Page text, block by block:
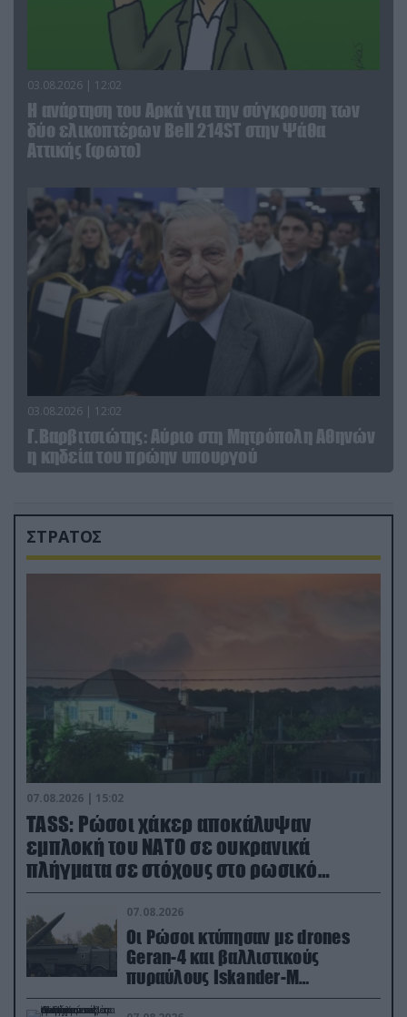
03.08.2026 | 12:02
Η ανάρτηση του Αρκά για την σύγκρουση των
δύο ελικοπτέρων Bell 214ST στην Ψάθα
Αττικής (φωτο)
03.08.2026 | 12:02
Γ.Βαρβιτσιώτης: Aύριο στη Μητρόπολη Αθηνών
η κηδεία του πρώην υπουργού
ΣΤΡΑΤΟΣ
07.08.2026 | 15:02
TASS: Ρώσοι χάκερ αποκάλυψαν
εμπλοκή του ΝΑΤΟ σε ουκρανικά
πλήγματα σε στόχους στο ρωσικό
έδαφος!
07.08.2026
Οι Ρώσοι κτύπησαν με drones
Geran-4 και βαλλιστικούς
πυραύλους Iskander-M
ουκρανικό τρένο με στρατιωτικό